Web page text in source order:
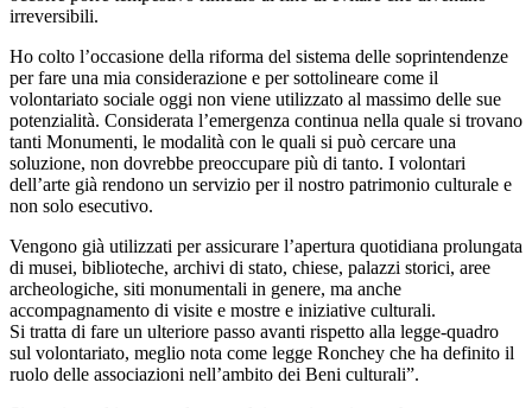
irreversibili.
Ho colto l’occasione della riforma del sistema delle soprintendenze
per fare una mia considerazione e per sottolineare come il
volontariato sociale oggi non viene utilizzato al massimo delle sue
potenzialità. Considerata l’emergenza continua nella quale si trovano
tanti Monumenti, le modalità con le quali si può cercare una
soluzione, non dovrebbe preoccupare più di tanto. I volontari
dell’arte già rendono un servizio per il nostro patrimonio culturale e
non solo esecutivo.
Vengono già utilizzati per assicurare l’apertura quotidiana prolungata
di musei, biblioteche, archivi di stato, chiese, palazzi storici, aree
archeologiche, siti monumentali in genere, ma anche
accompagnamento di visite e mostre e iniziative culturali.
Si tratta di fare un ulteriore passo avanti rispetto alla legge-quadro
sul volontariato, meglio nota come legge Ronchey che ha definito il
ruolo delle associazioni nell’ambito dei Beni culturali”.